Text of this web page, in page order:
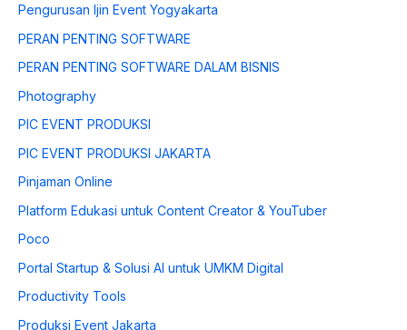
Pengurusan Ijin Event Yogyakarta
PERAN PENTING SOFTWARE
PERAN PENTING SOFTWARE DALAM BISNIS
Photography
PIC EVENT PRODUKSI
PIC EVENT PRODUKSI JAKARTA
Pinjaman Online
Platform Edukasi untuk Content Creator & YouTuber
Poco
Portal Startup & Solusi AI untuk UMKM Digital
Productivity Tools
Produksi Event Jakarta